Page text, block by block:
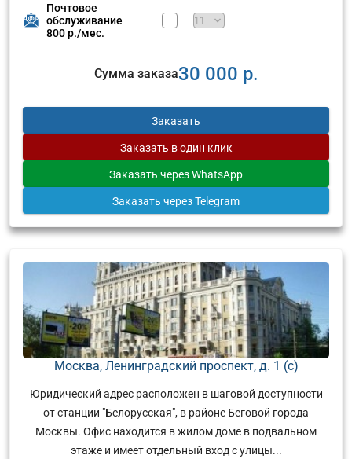
Почтовое
обслуживание
800 р./мес.
Сумма заказа30 000 р.
Заказать
Заказать в один клик
Заказать через WhatsApp
Заказать через Telegram
Москва, Ленинградский проспект, д. 1 (с)
Юридический адрес расположен в шаговой доступности
от станции "Белорусская", в районе Беговой города
Москвы. Офис находится в жилом доме в подвальном
этаже и имеет отдельный вход с улицы...